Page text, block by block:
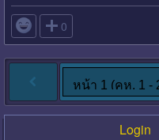
 0
Login